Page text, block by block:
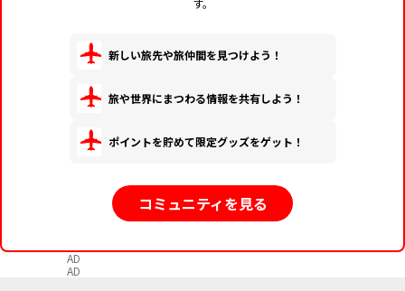
す。
新しい旅先や旅仲間を見つけよう！
旅や世界にまつわる情報を共有しよう！
ポイントを貯めて限定グッズをゲット！
コミュニティを見る
AD
AD